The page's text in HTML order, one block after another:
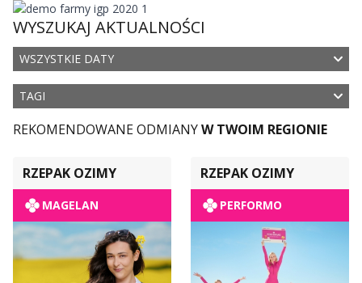
WYSZUKAJ AKTUALNOŚCI
WSZYSTKIE DATY
TAGI
REKOMENDOWANE ODMIANYW TWOIM REGIONIE
RZEPAK OZIMY
MAGELAN
RZEPAK OZIMY
PERFORMO